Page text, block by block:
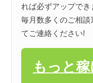
れば必ずアップでき
毎月数多くのご相
てご連絡ください!
もっと